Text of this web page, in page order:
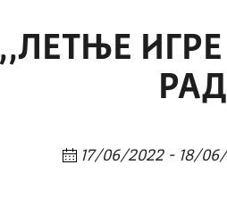
,,ЛЕТЊЕ
17/06/2022 - 18/